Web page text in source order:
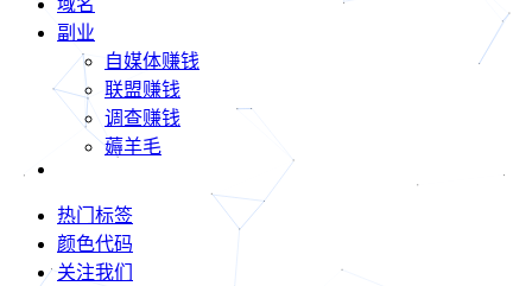
域名
副业
自媒体赚钱
联盟赚钱
调查赚钱
薅羊毛
热门标签
颜色代码
关注我们